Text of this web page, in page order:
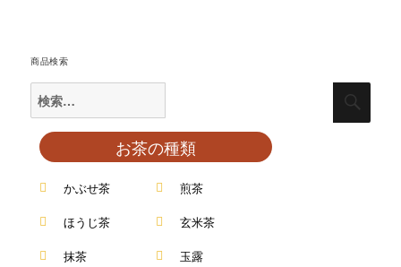
商品検索
お茶の種類
かぶせ茶
ほうじ茶
抹茶
煎茶
玄米茶
玉露